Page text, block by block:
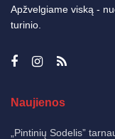
Apžvelgiame viską -
turinio.
Naujienos
„Pintinių Sodelis”